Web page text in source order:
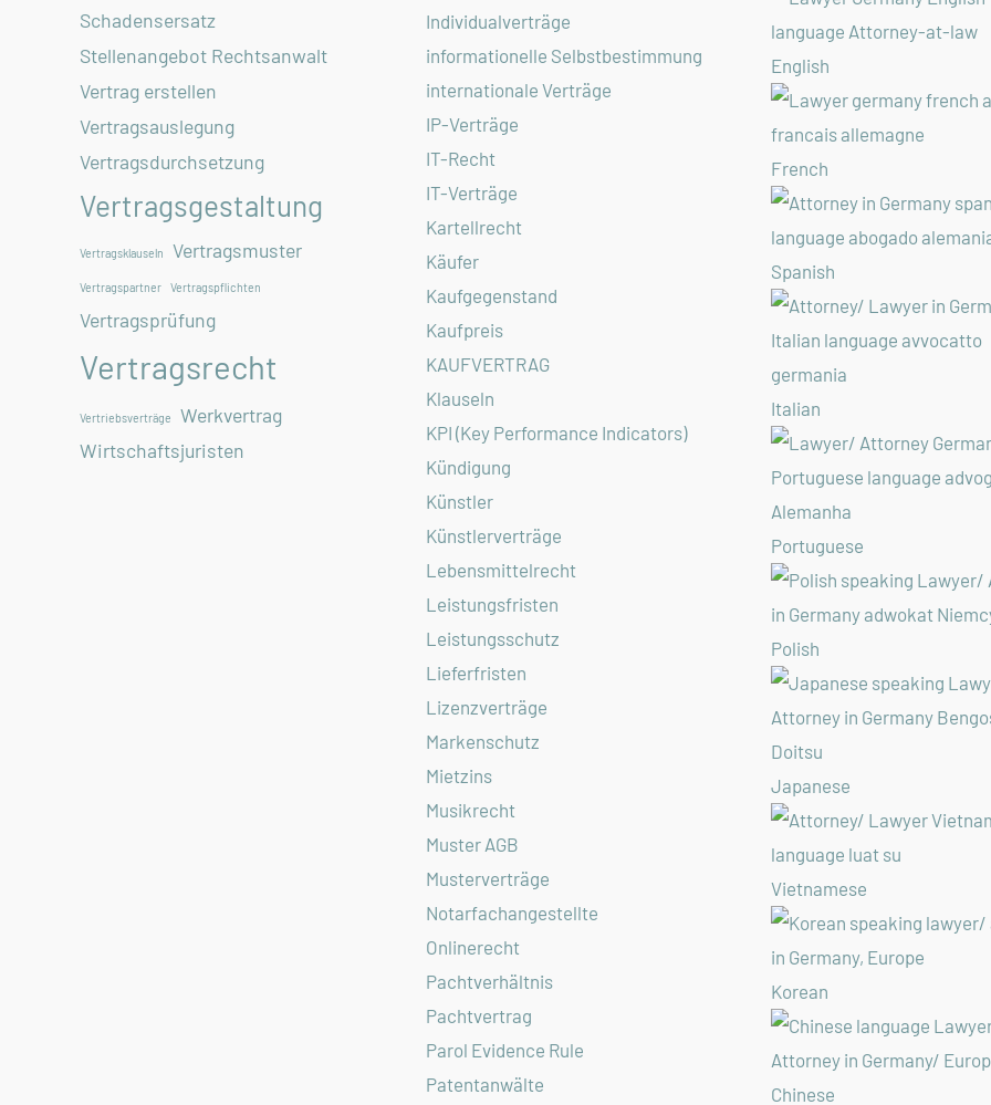
Schadensersatz
Stellenangebot Rechtsanwalt
Vertrag erstellen
Vertragsauslegung
Vertragsdurchsetzung
Vertragsgestaltung
Vertragsklauseln Vertragsmuster
Vertragspartner Vertragspflichten
Vertragsprüfung
Vertragsrecht
Vertriebsverträge
Werkvertrag
Wirtschaftsjuristen
Individualverträge
informationelle Selbstbestimmung
internationale Verträge
IP-Verträge
IT-Recht
IT-Verträge
Kartellrecht
Käufer
Kaufgegenstand
Kaufpreis
KAUFVERTRAG
Klauseln
KPI (Key Performance Indicators)
Kündigung
Künstler
Künstlerverträge
Lebensmittelrecht
Leistungsfristen
Leistungsschutz
Lieferfristen
Lizenzverträge
Markenschutz
Mietzins
Musikrecht
Muster AGB
Musterverträge
Notarfachangestellte
Onlinerecht
Pachtverhältnis
Pachtvertrag
Parol Evidence Rule
Patentanwälte
English
French
Spanish
Italian
Portuguese
Polish
Japanese
Vietnamese
Korean
Chinese